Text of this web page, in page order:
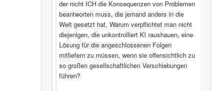
der nicht ICH die Konsequenzen von Problemen
beantworten muss, die jemand anders in die
Welt gesetzt hat. Warum verpflichtet man nicht
diejenigen, die unkontrolliert KI raushauen, eine
Lösung für die angeschlossenen Folgen
mitliefern zu müssen, wenn sie offensichtlich zu
so großen gesellschaftlichen Verschiebungen
führen?